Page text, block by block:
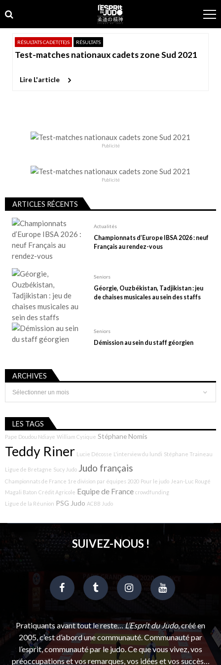
to
navigation
to
content
RÉSULTATS CADET(TE)S RÉSULTATS
Test-matches nationaux cadets zone Sud 2021
Lire L'article
Publicité
Publicité
ARTICLES RÉCENTS
Actualités
Championnats d’Europe IBSA 2026 : neuf
Français au rendez-vous
Seniors
Géorgie, Ouzbékistan, Tadjikistan : jeu
de chaises musicales au sein des staffs
Seniors
Démission au sein du staff géorgien
ARCHIVES
Archives
LES TAGS
Pape Doudou Ndiaye William Cysique Stéphane Nomis
Teddy Riner Lucie Décosse L'interview du lundi Stéphane Traineau
Ligue de Bretagne Sucy Judo Judo français
Championnats de France 1re division par équipes 2020 Pour le judo Jean-Luc Rougé
Magali Baton Crédit Agricole Equipe de France crowdfunding
Ligue de la Réunion PSG Judo ACBB Judo
SUIVEZ-NOUS !
Pratiquants avant tout le reste…L’Esprit du Judo, créé en
2005, c’est d’abord une communauté. Communauté par
l’esprit, communauté par le judo. Ce que vous vivez, vos
préoccupations et vos remarques, vos idées et vos succès…